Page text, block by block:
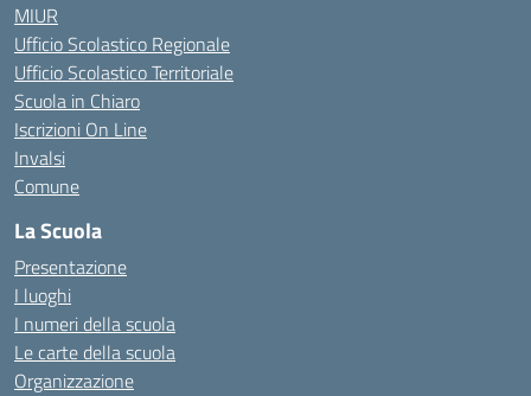
MIUR
Ufficio Scolastico Regionale
Ufficio Scolastico Territoriale
Scuola in Chiaro
Iscrizioni On Line
Invalsi
Comune
La Scuola
Presentazione
I luoghi
I numeri della scuola
Le carte della scuola
Organizzazione